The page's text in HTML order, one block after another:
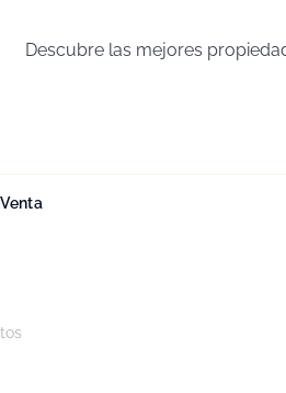
Descubre las mejores
Venta